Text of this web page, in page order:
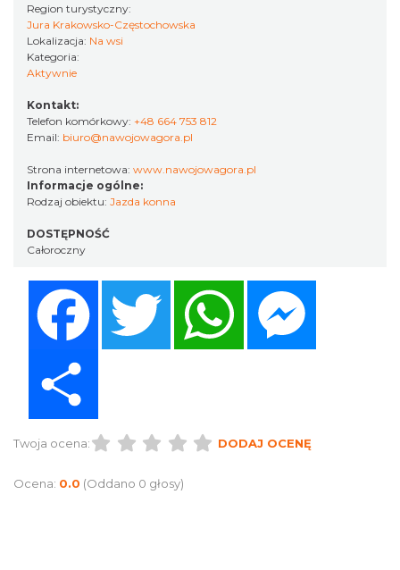
Region turystyczny:
Jura Krakowsko-Częstochowska
Lokalizacja: Na wsi
Kategoria:
Aktywnie
Kontakt:
Telefon komórkowy: +48 664 753 812
Email: biuro@nawojowagora.pl
Strona internetowa: www.nawojowagora.pl
Informacje ogólne:
Rodzaj obiektu: Jazda konna
DOSTĘPNOŚĆ
Całoroczny
Twitter WhatsApp
Twoja ocena: DODAJ OCENĘ
Ocena: 0.0 (Oddano 0 głosy)